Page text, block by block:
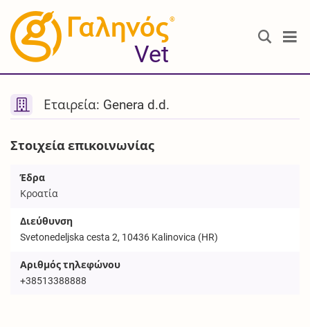
®
Vet
Εταιρεία: Genera d.d.
Στοιχεία επικοινωνίας
Έδρα
Κροατία
Διεύθυνση
Svetonedeljska cesta 2, 10436 Kalinovica (HR)
Αριθμός τηλεφώνου
+38513388888